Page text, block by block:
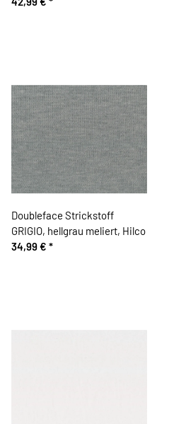
Doubleface Strickstoff
GRIGIO, hellgrau meliert, Hilco
34,99 € *